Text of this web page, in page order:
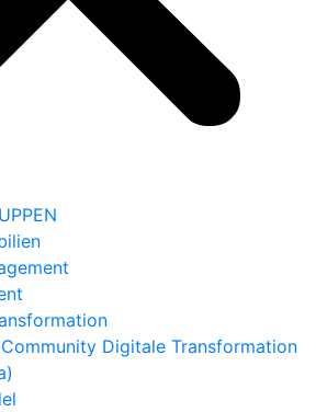
Digitale Transformation